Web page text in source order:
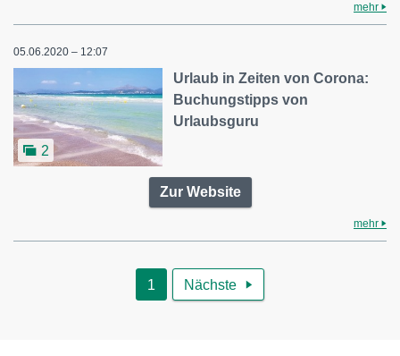
mehr
05.06.2020 – 12:07
2
Urlaub in Zeiten von Corona:
Buchungstipps von
Urlaubsguru
Zur Website
mehr
1 Nächste 